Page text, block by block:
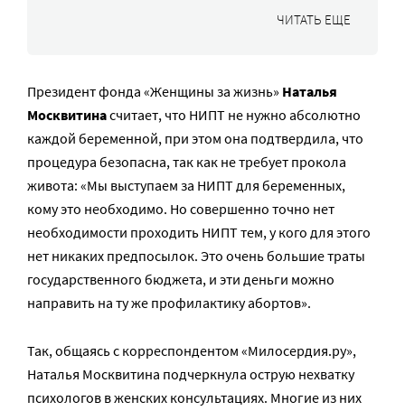
ЧИТАТЬ ЕЩЕ
Президент фонда «Женщины за жизнь» Наталья
Москвитинасчитает, что НИПТ не нужно абсолютно
каждой беременной, при этом она подтвердила, что
процедура безопасна, так как не требует прокола
живота: «Мы выступаем за НИПТ для беременных,
кому это необходимо. Но совершенно точно нет
необходимости проходить НИПТ тем, у кого для этого
нет никаких предпосылок. Это очень большие траты
государственного бюджета, и эти деньги можно
направить на ту же профилактику абортов».
Так, общаясь с корреспондентом «Милосердия.ру»,
Наталья Москвитина подчеркнула острую нехватку
психологов в женских консультациях. Многие из них